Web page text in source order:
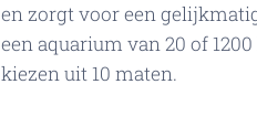
en zorgt voor een
een aquarium van 20 of
kiezen uit 10 maten.